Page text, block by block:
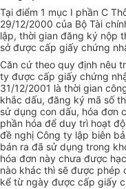
Tại điểm 1 mục I phần C
29/12/2000 của Bộ Tài
lập, thời gian đăng ký nộp
sở được cấp giấy chứng
Căn cứ theo quy định nêu
ty được cấp giấy chứng
31/12/2001 là thời gian
khắc dấu, đăng ký mã số
sử dụng con dấu, hóa đơn
phần hóa để duy trì hoạt
đề nghị Công ty lập biên
bán ra đã sử dụng trong
hóa đơn này chưa được
nào khác thì sẽ được phép
kể từ ngày được cấp giấy